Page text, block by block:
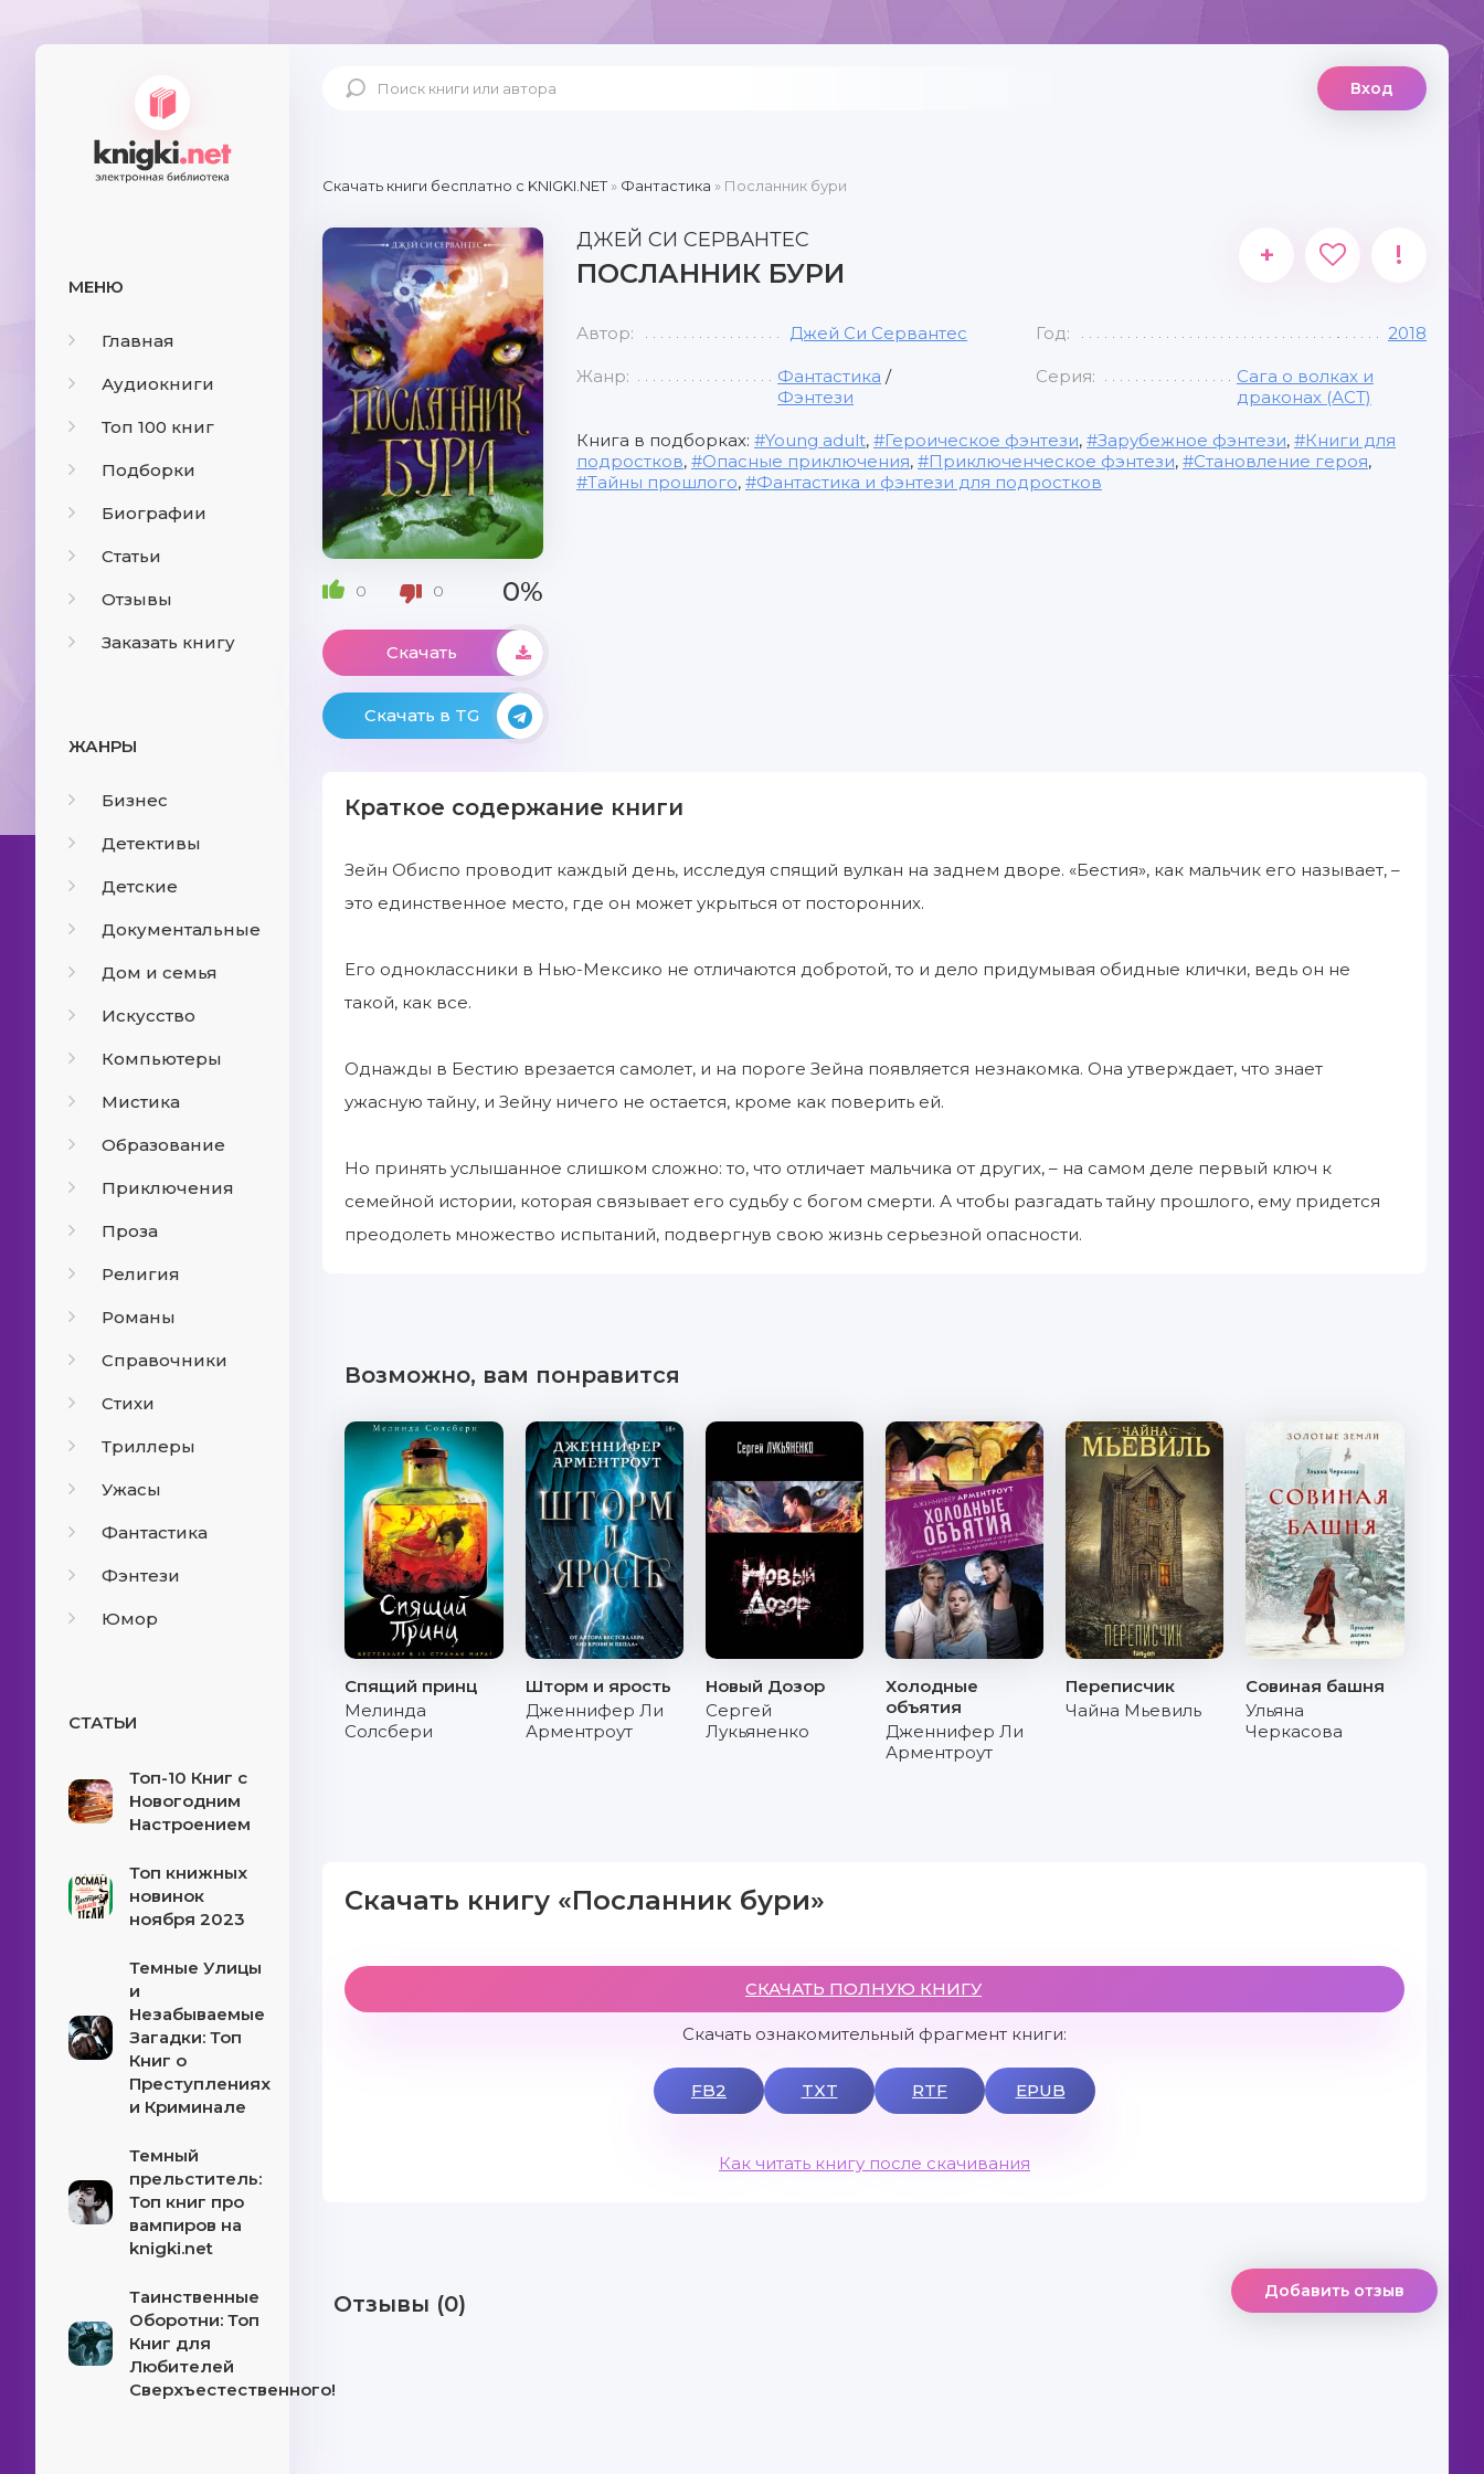
МЕНЮ
Главная
Аудиокниги
Топ 100 книг
Подборки
Биографии
Статьи
Отзывы
Заказать книгу
ЖАНРЫ
Бизнес
Детективы
Детские
Документальные
Дом и семья
Искусство
Компьютеры
Мистика
Образование
Приключения
Проза
Религия
Романы
Справочники
Стихи
Триллеры
Ужасы
Фантастика
Фэнтези
Юмор
СТАТЬИ
Топ-10 Книг с
Новогодним
Настроением
Топ книжных
новинок
ноября 2023
Темные Улицы
и
Незабываемые
Загадки: Топ
Книг о
Преступлениях
и Криминале
Темный
прельститель:
Топ книг про
вампиров на
knigki.net
Таинственные
Оборотни: Топ
Книг для
Любителей
Сверхъестественного!
Вход
Скачать книги бесплатно c KNIGKI.NET» Фантастика » Посланник бури
0 0 0%
Скачать
Скачать в TG
ДЖЕЙ СИ СЕРВАНТЕС
ПОСЛАННИК БУРИ
+ !
Автор: Джей Си Сервантес Год: 2018
Жанр: Фантастика /
Фэнтези
Серия:
Сага о волках и
драконах (АСТ)
Книга в подборках: Young adult, Героическое фэнтези, Зарубежное фэнтези,
Книги для
подростков, Опасные приключения, Приключенческое фэнтези, Становление героя,
Тайны прошлого, Фантастика и фэнтези для подростков
Краткое содержание книги
Зейн Обиспо проводит каждый день, исследуя спящий вулкан на заднем дворе. «Бестия», как мальчик его называет, –
это единственное место, где он может укрыться от посторонних.
Его одноклассники в Нью-Мексико не отличаются добротой, то и дело придумывая обидные клички, ведь он не
такой, как все.
Однажды в Бестию врезается самолет, и на пороге Зейна появляется незнакомка. Она утверждает, что знает
ужасную тайну, и Зейну ничего не остается, кроме как поверить ей.
Но принять услышанное слишком сложно: то, что отличает мальчика от других, – на самом деле первый ключ к
семейной истории, которая связывает его судьбу с богом смерти. А чтобы разгадать тайну прошлого, ему придется
преодолеть множество испытаний, подвергнув свою жизнь серьезной опасности.
Возможно, вам понравится
Спящий принц
Мелинда
Солсбери
Шторм и ярость
Дженнифер Ли
Арментроут
Новый Дозор
Сергей
Лукьяненко
Холодные
объятия
Дженнифер Ли
Арментроут
Переписчик
Чайна Мьевиль
Совиная башня
Ульяна
Черкасова
Скачать книгу «Посланник бури»
СКАЧАТЬ ПОЛНУЮ КНИГУ
Скачать ознакомительный фрагмент книги:
FB2 TXT RTF EPUB
Как читать книгу после скачивания
Отзывы (0) Добавить отзыв